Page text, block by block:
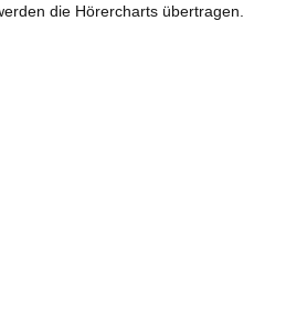
die Hörercharts übertragen.